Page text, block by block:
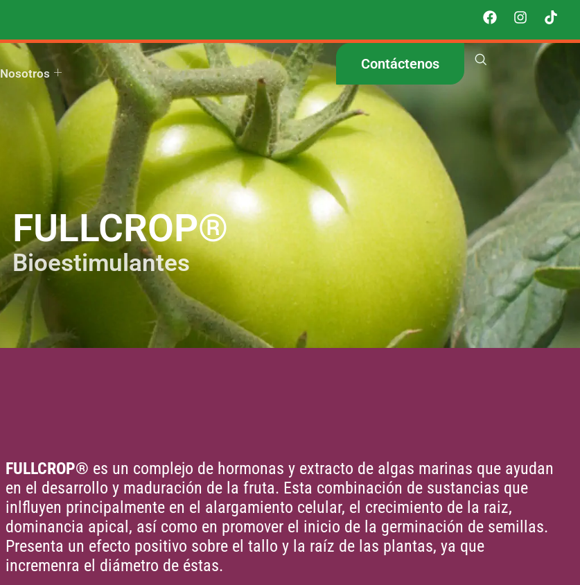
Nosotros
Contáctenos
FULLCROP®
Bioestimulantes
FULLCROP® es un complejo de hormonas y extracto de algas marinas que ayudan
en el desarrollo y maduración de la fruta. Esta combinación de sustancias que
inlfluyen principalmente en el alargamiento celular, el crecimiento de la raiz,
dominancia apical, así como en promover el inicio de la germinación de semillas.
Presenta un efecto positivo sobre el tallo y la raíz de las plantas, ya que
incremenra el diámetro de éstas.